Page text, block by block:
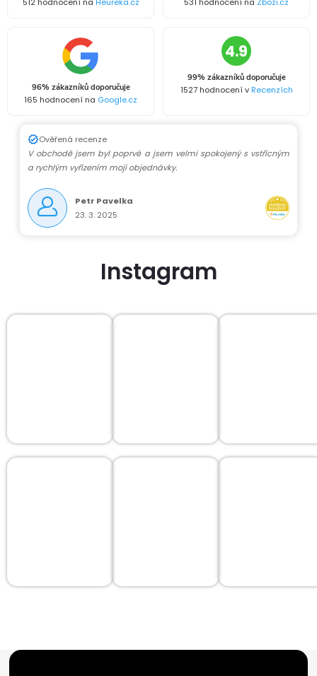
96% zákazníků doporučuje
165 hodnocení na Google.cz
4.9
99% zákazníků doporučuje
1527 hodnocení vRecenzích
Ověřená recenze
V obchodě jsem byl poprvé a jsem velmi spokojený s vstřícným
a rychlým vyřízením mojí objednávky.
Petr Pavelka
23. 3. 2025
Instagram